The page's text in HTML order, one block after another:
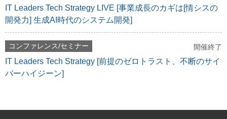
IT Leaders Tech Strategy LIVE [事業成長のカギは[情シスの
開発力] 生成AI時代のシステム開発]
コンファレンス/セミナー 開催終了
IT Leaders Tech Strategy [前提のゼロトラスト、不断のサイ
バーハイジーン]